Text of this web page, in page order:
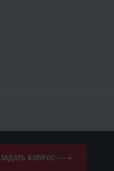
ЗАДАТЬ ВОПРОС